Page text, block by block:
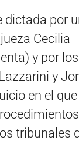
dictada por
Cecilia
y por los
y
en el
tribunales